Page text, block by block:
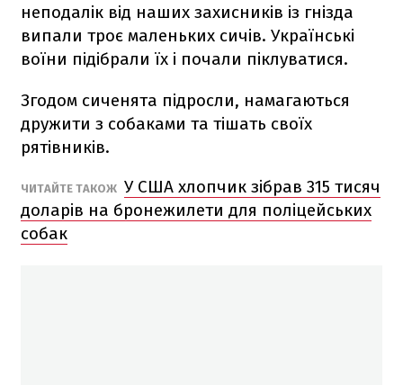
неподалік від наших захисників із гнізда
випали троє маленьких сичів. Українські
воїни підібрали їх і почали піклуватися.
Згодом сиченята підросли, намагаються
дружити з собаками та тішать своїх
рятівників.
ЧИТАЙТЕ ТАКОЖ У США хлопчик зібрав 315 тисяч
доларів на бронежилети для поліцейських
собак